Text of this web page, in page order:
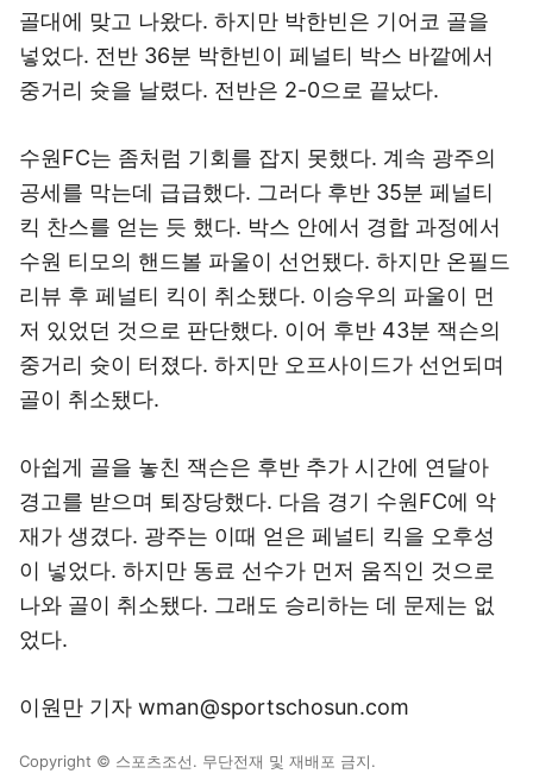
골대에 맞고 나왔다. 하지만 박한빈은 기어코 골을
넣었다. 전반 36분 박한빈이 페널티 박스 바깥에서
중거리 슛을 날렸다. 전반은 2-0으로 끝났다.
수원FC는 좀처럼 기회를 잡지 못했다. 계속 광주의
공세를 막는데 급급했다. 그러다 후반 35분 페널티
킥 찬스를 얻는 듯 했다. 박스 안에서 경합 과정에서
수원 티모의 핸드볼 파울이 선언됐다. 하지만 온필드
리뷰 후 페널티 킥이 취소됐다. 이승우의 파울이 먼
저 있었던 것으로 판단했다. 이어 후반 43분 잭슨의
중거리 슛이 터졌다. 하지만 오프사이드가 선언되며
골이 취소됐다.
아쉽게 골을 놓친 잭슨은 후반 추가 시간에 연달아
경고를 받으며 퇴장당했다. 다음 경기 수원FC에 악
재가 생겼다. 광주는 이때 얻은 페널티 킥을 오후성
이 넣었다. 하지만 동료 선수가 먼저 움직인 것으로
나와 골이 취소됐다. 그래도 승리하는 데 문제는 없
었다.
이원만 기자 wman@sportschosun.com
Copyright © 스포츠조선. 무단전재 및 재배포 금지.